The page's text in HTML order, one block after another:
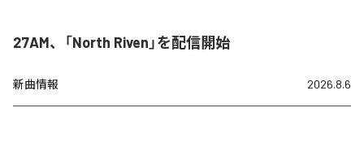
27AM、「North Riven」を配信開始
新曲情報 2026.8.6